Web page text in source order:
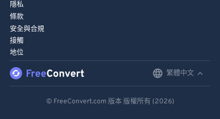
隱私
條款
安全與合規
接觸
地位
繁體中文
© FreeConvert.com 版本 版權所有 (2026)